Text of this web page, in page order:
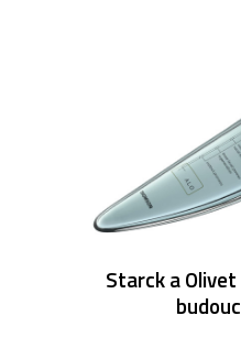
Starck a